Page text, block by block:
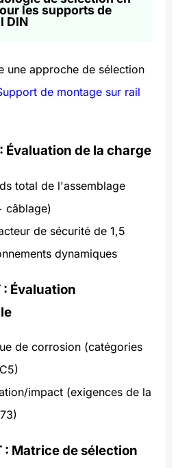
les supports de
DIN
une approche de sélection
de montage sur rail
: Évaluation de la charge
total de l'assemblage
câblage)
de sécurité de 1,5
dynamiques
: Évaluation
de corrosion (catégories
impact (exigences de la
: Matrice de sélection